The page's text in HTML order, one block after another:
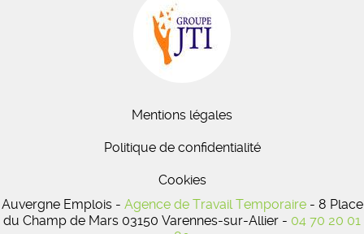
Mentions légales
Politique de confidentialité
Cookies
Auvergne Emplois - Agence de Travail Temporaire- 8 Place
du Champ de Mars 03150 Varennes-sur-Allier - 04 70 20 01